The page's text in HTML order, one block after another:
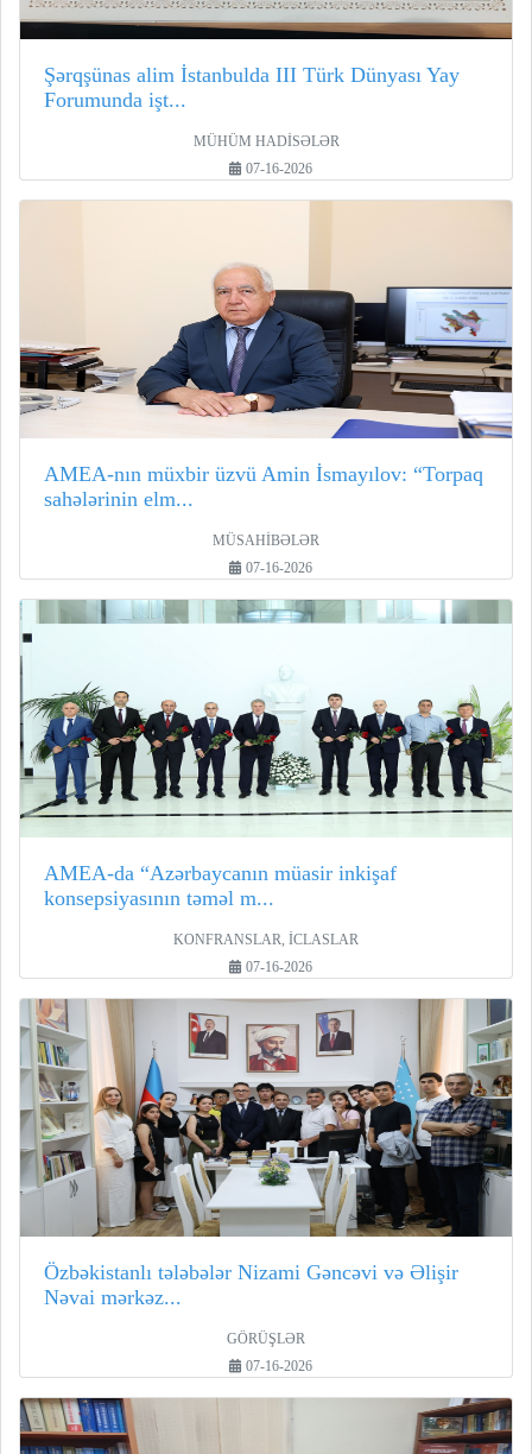
Şərqşünas alim İstanbulda III Türk Dünyası Yay
Forumunda işt...
MÜHÜM HADİSƏLƏR
07-16-2026
AMEA-nın müxbir üzvü Amin İsmayılov: “Torpaq
sahələrinin elm...
MÜSAHİBƏLƏR
07-16-2026
AMEA-da “Azərbaycanın müasir inkişaf
konsepsiyasının təməl m...
KONFRANSLAR, İCLASLAR
07-16-2026
Özbəkistanlı tələbələr Nizami Gəncəvi və Əlişir
Nəvai mərkəz...
GÖRÜŞLƏR
07-16-2026